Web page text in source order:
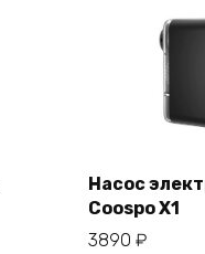
Насос
Coospo X1
3890 ₽